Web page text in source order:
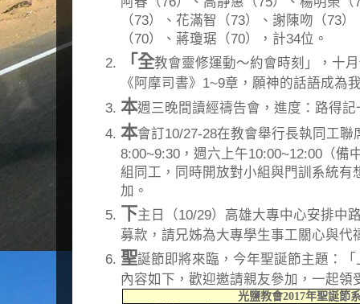
（73）、花滿智（73）、謝陳吻（73
（70）、蔣瓊琚（70），計34位。
「全教會靈修運動～約會時刻」，十
《阿摩司書》1~9章，願神的話語成為
本週三晚間讀經禱告會，進度：路得
本會訂10/27-28在教會舉行長執同工聯
8:00~9:30，週六上午10:00~12:00（備
組同工，同時開放對小組與門訓系統有
加。
下主日（10/29）高雄大專中心安排中
募款，請兄姊為大專學生事工關心與代
聖誕節即將來臨，今年聖誕節主題：
內容如下，歡迎邀請親友參加，一起領
光鹽教會2017年聖誕節